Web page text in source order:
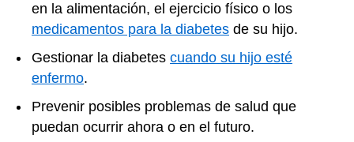
en la alimentación, el ejercicio físico o los
medicamentos para la diabetes de su hijo.
Gestionar la diabetes cuando su hijo esté
enfermo.
Prevenir posibles problemas de salud que
puedan ocurrir ahora o en el futuro.